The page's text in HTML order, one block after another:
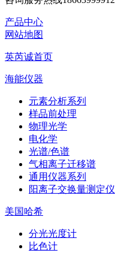
产品中心
网站地图
英芮诚首页
海能仪器
元素分析系列
样品前处理
物理光学
电化学
光谱/色谱
气相离子迁移谱
通用仪器系列
阳离子交换量测定仪
美国哈希
分光光度计
比色计